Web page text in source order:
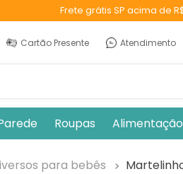
Frete grátis SP acima de
Cartão Presente Atendimento
Roupas Alimentação
para bebês